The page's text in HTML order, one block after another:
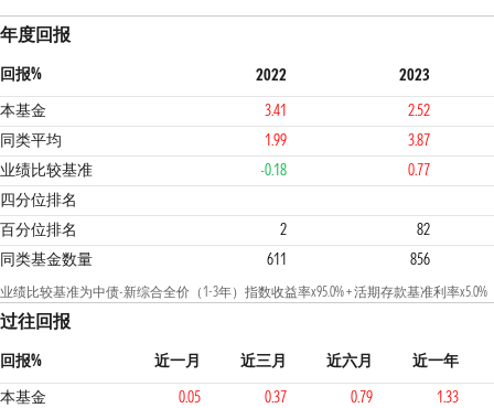
年度回报
回报% 2022
2023
本基金
3.41
2.52
同类平均
1.99
3.87
业绩比较基准
-0.18
0.77
四分位排名
1 4 4
百分位排名 2
82
同类基金数量
611 856
业绩比较基准为中债-新综合全价（1-3年）指数收益率x95.0% + 活期存款基准利率x5.0%
过往回报
回报% 近一月 近三月 近六月
近一年
本基金
0.05 0.37 0.79
1.33